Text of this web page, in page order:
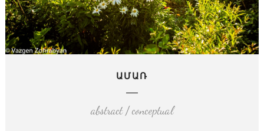
ԱՄԱՌ
abstract / conceptual